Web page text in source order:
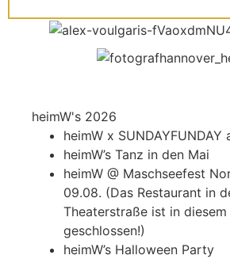
heimW's 2026
heimW x SUNDAYFUNDAY
heimW’s Tanz in den Mai
heimW @ Maschseefest
09.08. (Das Restaurant in
Theaterstraße ist in diesem
geschlossen!)
heimW’s Halloween Party